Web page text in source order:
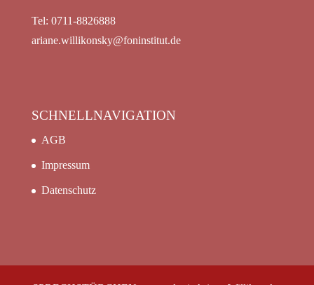
Tel: 0711-8826888
ariane.willikonsky@foninstitut.de
SCHNELLNAVIGATION
AGB
Impressum
Datenschutz